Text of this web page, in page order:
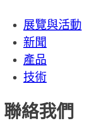
展覽與活動
新聞
產品
技術
聯絡我們